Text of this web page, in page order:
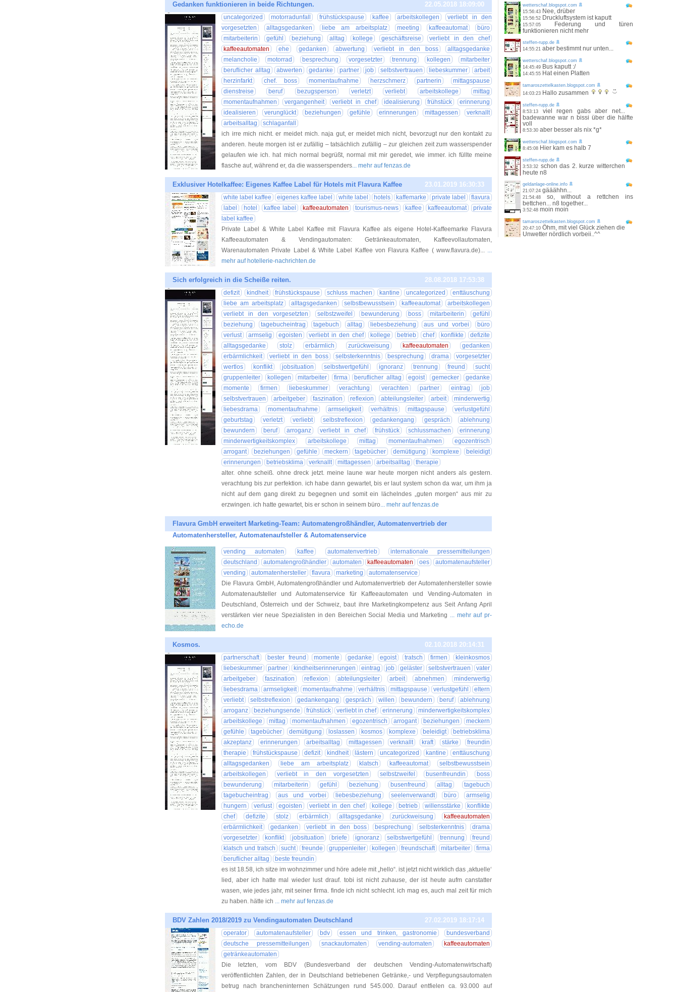
Gedanken funktionieren in beide Richtungen. 22.05.2018 18:09:00
uncategorized motorradunfall frühstückspause kaffee arbeitskollegen
verliebt in den
vorgesetzten
alltagsgedanken liebe am arbeitsplatz meeting kaffeeautomat
büro
mitarbeiterin
gefühl beziehung alltag kollege geschäftsreise
verliebt in den chef
kaffeeautomaten
ehe gedanken abwertung verliebt in den boss
alltagsgedanke
melancholie
motorrad besprechung vorgesetzter trennung kollegen
mitarbeiter
beruflicher alltag
abwerten gedanke partner job selbstvertrauen liebeskummer
arbeit
herzinfarkt
chef. boss momentaufnahme herzschmerz partnerin
mittagspause
dienstreise
beruf bezugsperson verletzt verliebt arbeitskollege
mittag
momentaufnahmen
vergangenheit verliebt in chef idealisierung frühstück
erinnerung
idealisieren
verunglückt beziehungen gefühle erinnerungen mittagessen
verknallt
arbeitsalltag
schlaganfall
ich irre mich nicht. er meidet mich. naja gut, er meidet mich nicht, bevorzugt nur den kontakt zu
anderen. heute morgen ist er zufällig – tatsächlich zufällig – zur gleichen zeit zum wasserspender
gelaufen wie ich. hat mich normal begrüßt, normal mit mir geredet, wie immer. ich füllte meine
flasche auf, während er, da die wasserspenders... mehr auf fenzas.de
Exklusiver Hotelkaffee: Eigenes Kaffee Label für Hotels mit Flavura Kaffee 23.01.2019 16:30:33
white label kaffee eigenes kaffee label white label hotels kaffemarke private label
flavura
label
hotel kaffee label kaffeeautomaten tourismus-news kaffee kaffeeautomat
private
label kaffee
Private Label & White Label Kaffee mit Flavura Kaffee als eigene Hotel-Kaffeemarke Flavura
Kaffeeautomaten & Vendingautomaten: Getränkeautomaten, Kaffeevollautomaten,
Warenautomaten Private Label & White Label Kaffee von Flavura Kaffee ( www.flavura.de)... ...
mehr auf hotellerie-nachrichten.de
Sich erfolgreich in die Scheiße reiten. 28.08.2018 17:53:38
defizit kindheit frühstückspause schluss machen kantine uncategorized
enttäuschung
liebe am arbeitsplatz
alltagsgedanken selbstbewusstsein kaffeeautomat
arbeitskollegen
verliebt in den vorgesetzten
selbstzweifel bewunderung boss mitarbeiterin
gefühl
beziehung
tagebucheintrag tagebuch alltag liebesbeziehung aus und vorbei
büro
verlust
armselig egoisten verliebt in den chef kollege betrieb chef konflikte
defizite
alltagsgedanke
stolz erbärmlich zurückweisung kaffeeautomaten
gedanken
erbärmlichkeit
verliebt in den boss selbsterkenntnis besprechung drama
vorgesetzter
wertlos
konflikt jobsituation selbstwertgefühl ignoranz trennung freund
sucht
gruppenleiter
kollegen mitarbeiter firma beruflicher alltag egoist gemecker
gedanke
momente
firmen liebeskummer verachtung verachten partner eintrag
job
selbstvertrauen
arbeitgeber faszination reflexion abteilungsleiter arbeit
minderwertig
liebesdrama
momentaufnahme armseligkeit verhältnis mittagspause
verlustgefühl
geburtstag
verletzt verliebt selbstreflexion gedankengang gespräch
ablehnung
bewundern
beruf arroganz verliebt in chef frühstück schlussmachen
erinnerung
minderwertigkeitskomplex
arbeitskollege mittag momentaufnahmen
egozentrisch
arrogant
beziehungen gefühle meckern tagebücher demütigung komplexe
beleidigt
erinnerungen
betriebsklima verknallt mittagessen arbeitsalltag
therapie
alter. ohne scheiß. ohne dreck jetzt. meine laune war heute morgen nicht anders als gestern.
verachtung bis zur perfektion. ich habe dann gewartet, bis er laut system schon da war, um ihm ja
nicht auf dem gang direkt zu begegnen und somit ein lächelndes „guten morgen“ aus mir zu
erzwingen. ich hatte gewartet, bis er schon in seinem büro... mehr auf fenzas.de
Flavura GmbH erweitert Marketing-Team: Automatengroßhändler, Automatenvertrieb der
Automatenhersteller, Automatenaufsteller & Automatenservice
vending automaten kaffee automatenvertrieb
internationale pressemitteilungen
deutschland
automatengroßhändler automaten kaffeeautomaten oes
automatenaufsteller
vending
automatenhersteller flavura marketing
automatenservice
Die Flavura GmbH, Automatengroßhändler und Automatenvertrieb der Automatenhersteller sowie
Automatenaufsteller und Automatenservice für Kaffeeautomaten und Vending-Automaten in
Deutschland, Österreich und der Schweiz, baut ihre Marketingkompetenz aus Seit Anfang April
verstärken vier neue Spezialisten in den Bereichen Social Media und Marketing ... mehr auf pr-
echo.de
Kosmos. 02.10.2018 20:14:31
partnerschaft bester freund momente gedanke egoist tratsch firmen
kleinkosmos
liebeskummer
partner kindheitserinnerungen eintrag job geläster selbstvertrauen
vater
arbeitgeber
faszination reflexion abteilungsleiter arbeit abnehmen
minderwertig
liebesdrama
armseligkeit momentaufnahme verhältnis mittagspause verlustgefühl
eltern
verliebt
selbstreflexion gedankengang gespräch willen bewundern beruf
ablehnung
arroganz
beziehungsende frühstück verliebt in chef erinnerung
minderwertigkeitskomplex
arbeitskollege
mittag momentaufnahmen egozentrisch arrogant beziehungen
meckern
gefühle
tagebücher demütigung loslassen kosmos komplexe beleidigt
betriebsklima
akzeptanz
erinnerungen arbeitsalltag mittagessen verknallt kraft stärke
freundin
therapie
frühstückspause defizit kindheit lästern uncategorized kantine
enttäuschung
alltagsgedanken
liebe am arbeitsplatz klatsch kaffeeautomat
selbstbewusstsein
arbeitskollegen
verliebt in den vorgesetzten selbstzweifel busenfreundin
boss
bewunderung
mitarbeiterin gefühl beziehung busenfreund alltag
tagebuch
tagebucheintrag
aus und vorbei liebesbeziehung seelenverwandt büro
armselig
hungern
verlust egoisten verliebt in den chef kollege betrieb willensstärke
konflikte
chef
defizite stolz erbärmlich alltagsgedanke zurückweisung
kaffeeautomaten
erbärmlichkeit
gedanken verliebt in den boss besprechung selbsterkenntnis
drama
vorgesetzter
konflikt jobsituation briefe ignoranz selbstwertgefühl trennung
freund
klatsch und tratsch
sucht freunde gruppenleiter kollegen freundschaft mitarbeiter
firma
beruflicher alltag
beste freundin
es ist 18.58, ich sitze im wohnzimmer und höre adele mit „hello“. ist jetzt nicht wirklich das ‚aktuelle‘
lied, aber ich hatte mal wieder lust drauf. tobi ist nicht zuhause, der ist heute aufm canstatter
wasen, wie jedes jahr, mit seiner firma. finde ich nicht schlecht. ich mag es, auch mal zeit für mich
zu haben. hätte ich ... mehr auf fenzas.de
BDV Zahlen 2018/2019 zu Vendingautomaten Deutschland 27.02.2019 18:17:14
operator automatenaufsteller bdv essen und trinken, gastronomie
bundesverband
deutsche pressemitteilungen
snackautomaten vending-automaten
kaffeeautomaten
getränkeautomaten
Die letzten, vom BDV (Bundesverband der deutschen Vending-Automatenwirtschaft)
veröffentlichten Zahlen, der in Deutschland betriebenen Getränke,- und Verpflegungsautomaten
betrug nach brancheninternen Schätzungen rund 545.000. Darauf entfielen ca. 93.000 auf
wetterschaf.blogspot.com
15:56:43 Nee, drüber
15:56:52 Druckluftsystem ist kaputt
15:57:05
Federung und türen
funktionieren nicht mehr
steffen-rupp.de
14:55:21 aber bestimmt nur unten...
wetterschaf.blogspot.com
14:45:49 Bus kaputt :/
14:45:55 Hat einen Platten
tamaroszettelkasten.blogspot.com
14:03:23 Hallo zusammen
steffen-rupp.de
8:53:13 viel regen gabs aber net...
badewanne war n bissi über die hälfte
voll
8:53:30 aber besser als nix *g*
wetterschaf.blogspot.com
8:45:08 Hier kam es halb 7
steffen-rupp.de
3:53:32 schon das 2. kurze witterchen
heute n8
geldanlage-online.info
21:07:24 gääähhn...
21:54:48so, without a rettchen ins
bettchen... n8 together...
3:52:48 moin moin
tamaroszettelkasten.blogspot.com
20:47:10 Öhm, mit viel Glück ziehen die
Unwetter nördlich vorbeii..^^